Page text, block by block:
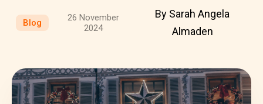
Blog
26 November
2024
By Sarah Angela
Almaden